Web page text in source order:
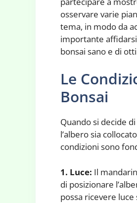
osservare varie
tema, in modo da
importante
bonsai sano e di
Le
Bonsai
Quando si decide
l’albero sia
condizioni sono
1. Luce: Il
di posizionare
possa ricevere